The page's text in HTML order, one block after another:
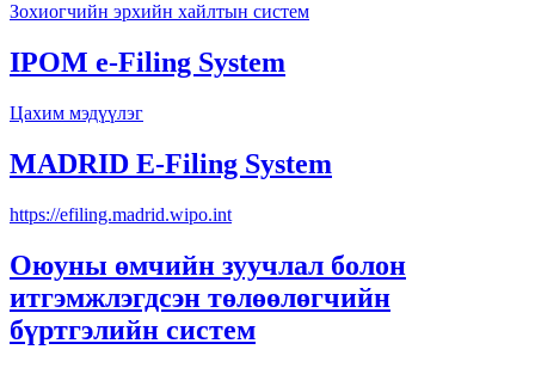
Зохиогчийн эрхийн хайлтын систем
IPOM e-Filing System
Цахим мэдүүлэг
MADRID E-Filing System
https://efiling.madrid.wipo.int
Оюуны өмчийн зуучлал болон
итгэмжлэгдсэн төлөөлөгчийн
бүртгэлийн систем